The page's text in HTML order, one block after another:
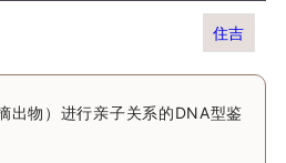
住吉
出物）进行亲子关系的DNA型鉴